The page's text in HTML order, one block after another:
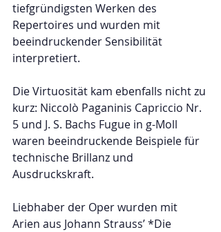
tiefgründigsten Werken des
Repertoires und wurden mit
beeindruckender Sensibilität
interpretiert.
Die Virtuosität kam ebenfalls nicht zu
kurz: Niccolò Paganinis Capriccio Nr.
5 und J. S. Bachs Fugue in g-Moll
waren beeindruckende Beispiele für
technische Brillanz und
Ausdruckskraft.
Liebhaber der Oper wurden mit
Arien aus Johann Strauss’ *Die